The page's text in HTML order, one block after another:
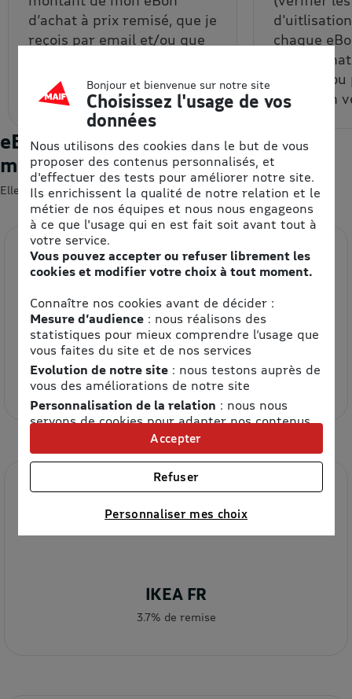
d’achat à prix remisé, que je
reçois par email et/ou que
espace personnel.
chaque
bon
un code
code à un
eBons d'achats : les enseignes du
moment
Elles devraient vous intéresser 😍
Etam
8.5% de remise
IKEA FR
3.7% de remise
Bonjour et bienvenue sur notre site
Choisissez l'usage de vos
données
Nous utilisons des cookies dans le but de vous
proposer des contenus personnalisés, et
d'effectuer des tests pour améliorer notre site.
Ils enrichissent la qualité de notre relation et le
métier de nos équipes et nous nous engageons
à ce que l'usage qui en est fait soit avant tout à
votre service.
Vous pouvez accepter ou refuser librement les
cookies et modifier votre choix à tout moment.
Connaître nos cookies avant de décider :
Mesure d’audience: nous réalisons des
statistiques pour mieux comprendre l’usage que
vous faites du site et de nos services
Evolution de notre site: nous testons auprès de
vous des améliorations de notre site
Personnalisation de la relation : nous nous
servons de cookies pour adapter nos contenus
et personnaliser nos offres
Univers publicitaire: nous utilisons avec nos
partenaires des cookies pour afficher des
publicités personnalisées
Connaître notre politique cookies et la liste de nos
Personnaliser mes choix
Refuser
Accepter